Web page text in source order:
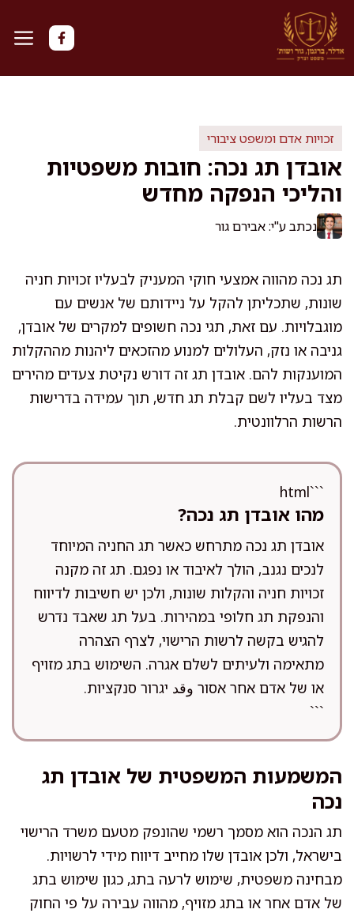
לדלג
לתוכן
זכויות אדם ומשפט ציבורי
אובדן תג נכה: חובות משפטיות
והליכי הנפקה מחדש
נכתב ע"י: אבירם גור
תג נכה מהווה אמצעי חוקי המעניק לבעליו זכויות חניה
שונות, שתכליתן להקל על ניידותם של אנשים עם
מוגבלויות. עם זאת, תגי נכה חשופים למקרים של אובדן,
גניבה או נזק, העלולים למנוע מהזכאים ליהנות מההקלות
המוענקות להם. אובדן תג זה דורש נקיטת צעדים מהירים
מצד בעליו לשם קבלת תג חדש, תוך עמידה בדרישות
הרשות הרלוונטית.
```html
מהו אובדן תג נכה?
אובדן תג נכה מתרחש כאשר תג החניה המיוחד
לנכים נגנב, הולך לאיבוד או נפגם. תג זה מקנה
זכויות חניה והקלות שונות, ולכן יש חשיבות לדיווח
והנפקת תג חלופי במהירות. בעל תג שאבד נדרש
להגיש בקשה לרשות הרישוי, לצרף הצהרה
מתאימה ולעיתים לשלם אגרה. השימוש בתג מזויף
או של אדם אחר אסור وقد יגרור סנקציות.
```
המשמעות המשפטית של אובדן תג
נכה
תג הנכה הוא מסמך רשמי שהונפק מטעם משרד הרישוי
בישראל, ולכן אובדן שלו מחייב דיווח מידי לרשויות.
מבחינה משפטית, שימוש לרעה בתג, כגון שימוש בתג
של אדם אחר או בתג מזויף, מהווה עבירה על פי החוק